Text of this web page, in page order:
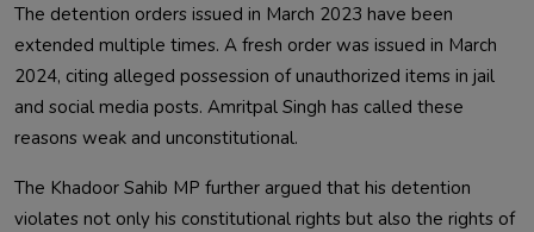
The detention orders issued in March 2023 have been
extended multiple times. A fresh order was issued in March
2024, citing alleged possession of unauthorized items in jail
and social media posts. Amritpal Singh has called these
reasons weak and unconstitutional.
The Khadoor Sahib MP further argued that his detention
violates not only his constitutional rights but also the rights of